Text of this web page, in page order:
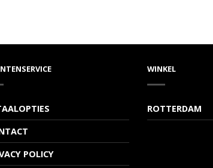
POLICY
WINKEL
ROTTERDAM